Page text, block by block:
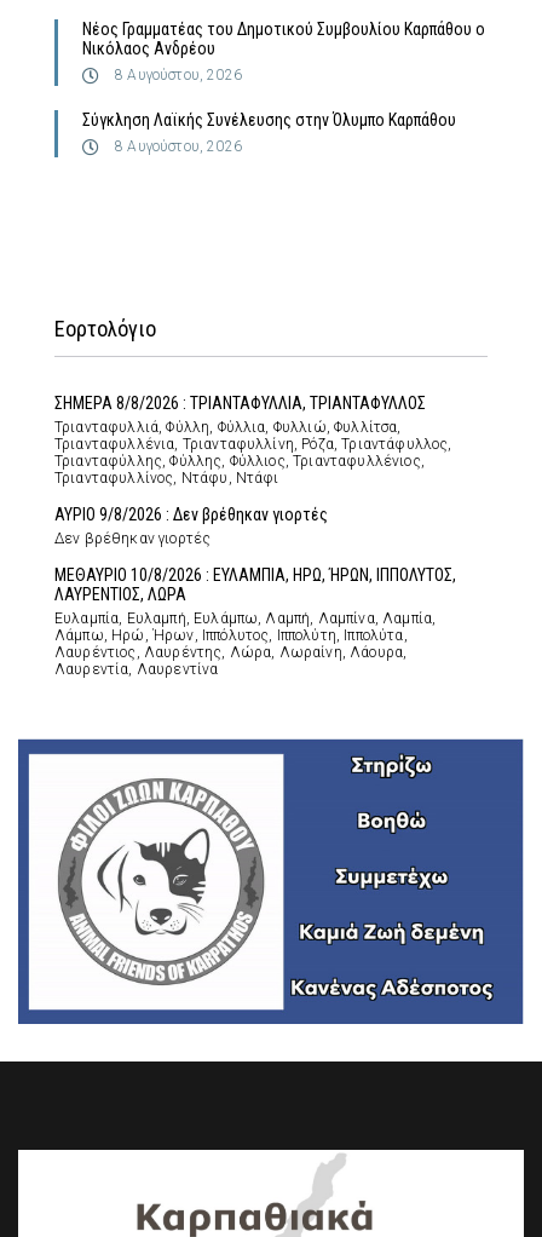
Νέος Γραμματέας του Δημοτικού Συμβουλίου Καρπάθου ο
Νικόλαος Ανδρέου
8 Αυγούστου, 2026
Σύγκληση Λαϊκής Συνέλευσης στην Όλυμπο Καρπάθου
8 Αυγούστου, 2026
Εορτολόγιο
ΣΗΜΕΡΑ 8/8/2026 : ΤΡΙΑΝΤΑΦΥΛΛΙΑ, ΤΡΙΑΝΤΑΦΥΛΛΟΣ
Τριανταφυλλιά, Φύλλη, Φύλλια, Φυλλιώ, Φυλλίτσα,
Τριανταφυλλένια, Τριανταφυλλίνη, Ρόζα, Τριαντάφυλλος,
Τριανταφύλλης, Φύλλης, Φύλλιος, Τριανταφυλλένιος,
Τριανταφυλλίνος, Ντάφυ, Ντάφι
ΑΥΡΙΟ 9/8/2026 : Δεν βρέθηκαν γιορτές
Δεν βρέθηκαν γιορτές
ΜΕΘΑΥΡΙΟ 10/8/2026 : ΕΥΛΑΜΠΙΑ, ΗΡΩ, ΉΡΩΝ, ΙΠΠΟΛΥΤΟΣ,
ΛΑΥΡΕΝΤΙΟΣ, ΛΩΡΑ
Ευλαμπία, Ευλαμπή, Ευλάμπω, Λαμπή, Λαμπίνα, Λαμπία,
Λάμπω, Ηρώ, Ήρων, Ιππόλυτος, Ιππολύτη, Ιππολύτα,
Λαυρέντιος, Λαυρέντης, Λώρα, Λωραίνη, Λάουρα,
Λαυρεντία, Λαυρεντίνα